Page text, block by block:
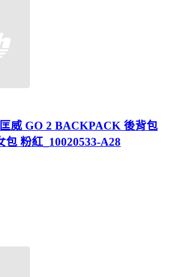
威 GO 2 BACKPACK 後背包
包 粉紅_10020533-A28